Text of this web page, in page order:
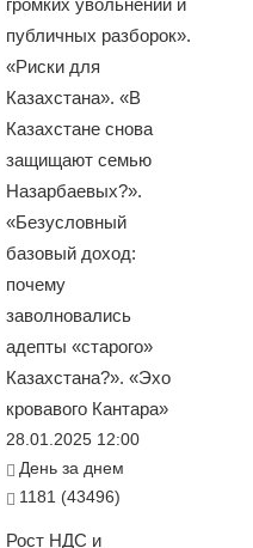
громких увольнений и
публичных разборок».
«Риски для
Казахстана». «В
Казахстане снова
защищают семью
Назарбаевых?».
«Безусловный
базовый доход:
почему
заволновались
адепты «старого»
Казахстана?». «Эхо
кровавого Кантара»
28.01.2025 12:00
День за днем
1181 (43496)
Рост НДС и